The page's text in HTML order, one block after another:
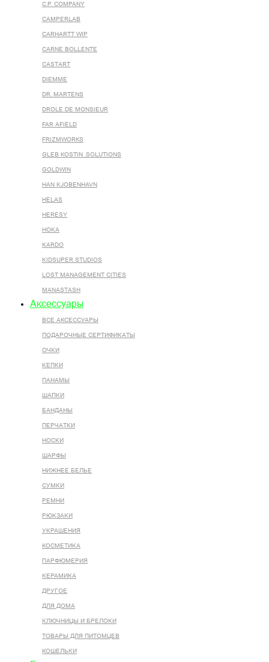
C.P. COMPANY
CAMPERLAB
CARHARTT WIP
CARNE BOLLENTE
CASTART
DIEMME
DR. MARTENS
DROLE DE MONSIEUR
FAR AFIELD
FRIZMWORKS
GLEB KOSTIN .SOLUTIONS
GOLDWIN
HAN KJOBENHAVN
HELAS
HERESY
HOKA
KARDO
KIDSUPER STUDIOS
LOST MANAGEMENT CITIES
MANASTASH
Аксессуары
ВСЕ AКСЕССУАРЫ
ПОДАРОЧНЫЕ СЕРТИФИКАТЫ
ОЧКИ
КЕПКИ
ПАНАМЫ
ШАПКИ
БАНДАНЫ
ПЕРЧАТКИ
НОСКИ
ШАРФЫ
НИЖНЕЕ БЕЛЬЕ
СУМКИ
РЕМНИ
РЮКЗАКИ
УКРАШЕНИЯ
КОСМЕТИКА
ПАРФЮМЕРИЯ
КЕРАМИКА
ДРУГОЕ
ДЛЯ ДОМА
КЛЮЧНИЦЫ И БРЕЛОКИ
ТОВАРЫ ДЛЯ ПИТОМЦЕВ
КОШЕЛЬКИ